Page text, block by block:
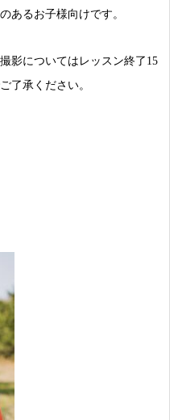
あるお子様向けです。
影についてはレッスン終了15
了承ください。